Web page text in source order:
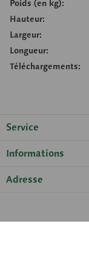
Poids (en kg):
Hauteur:
Largeur:
Longueur:
Téléchargements:
Service
Informations
Adresse